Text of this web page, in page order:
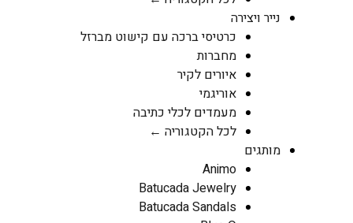
נייר ויצירה
כרטיסי ברכה עם קישוט מברזל
מחברות
איורים לקיר
אוריגמי
מעמדים לכלי כתיבה
לכל הקטגוריה ←
מותגים
Animo
Batucada Jewelry
Batucada Sandals